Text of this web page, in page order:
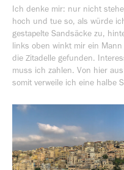
Ich denke mir: nur nicht
hoch und tue so, als würde
gestapelte Sandsäcke zu,
links oben winkt mir ein
die Zitadelle gefunden.
muss ich zahlen. Von hier
somit verweile ich eine halbe